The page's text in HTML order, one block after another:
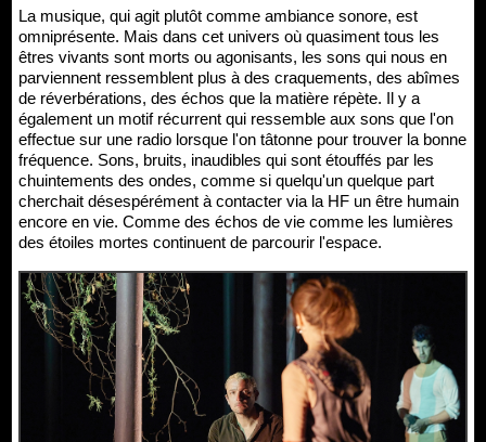
La musique, qui agit plutôt comme ambiance sonore, est
omniprésente. Mais dans cet univers où quasiment tous les
êtres vivants sont morts ou agonisants, les sons qui nous en
parviennent ressemblent plus à des craquements, des abîmes
de réverbérations, des échos que la matière répète. Il y a
également un motif récurrent qui ressemble aux sons que l'on
effectue sur une radio lorsque l'on tâtonne pour trouver la bonne
fréquence. Sons, bruits, inaudibles qui sont étouffés par les
chuintements des ondes, comme si quelqu'un quelque part
cherchait désespérément à contacter via la HF un être humain
encore en vie. Comme des échos de vie comme les lumières
des étoiles mortes continuent de parcourir l'espace.